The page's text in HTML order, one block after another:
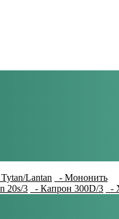
Lantan
- Мононить
20s/3 - Капрон 300D/3 -